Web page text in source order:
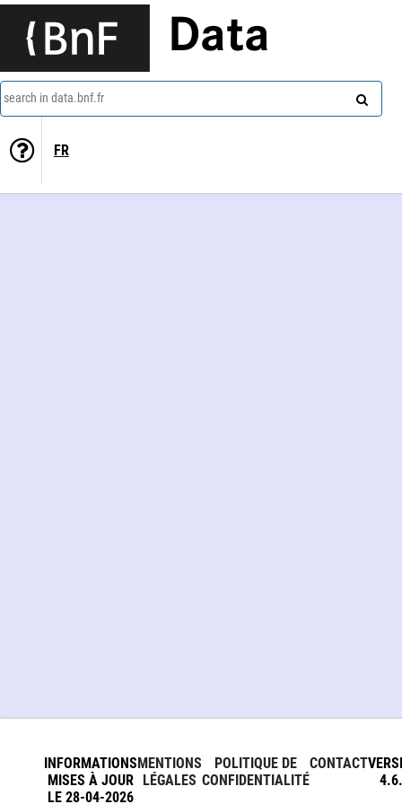
Data
search in data.bnf.fr
FR
INFORMATIONS
MISES À JOUR
LE 28-04-2026
MENTIONS
LÉGALES
POLITIQUE DE
CONFIDENTIALITÉ
CONTACT